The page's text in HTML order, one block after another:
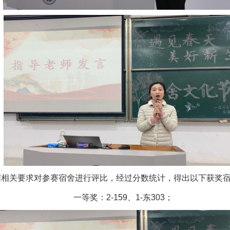
关要求对参赛宿舍进行评比，经过分数统计，得出以下获奖
一等奖：2-159、1-东303；